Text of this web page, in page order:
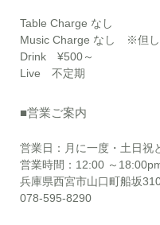
Table Charge なし
Music Charge なし ※但し
Drink ¥500～
Live 不定期
■営業ご案内
営業日：月に一度・土日祝
営業時間：12:00 ～
兵庫県西宮市山口町船坂
078-595-8290